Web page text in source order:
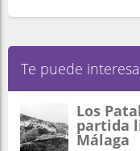
Te puede
Los
partida
Málaga